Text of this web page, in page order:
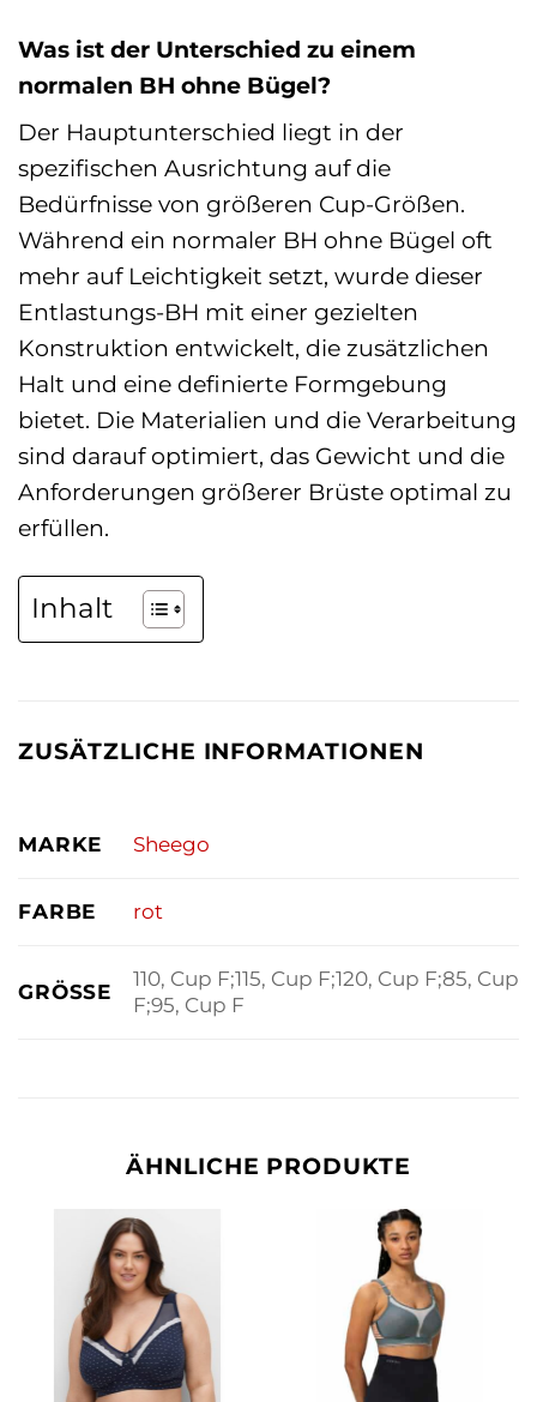
Was ist der Unterschied zu einem
normalen BH ohne Bügel?
Der Hauptunterschied liegt in der
spezifischen Ausrichtung auf die
Bedürfnisse von größeren Cup-Größen.
Während ein normaler BH ohne Bügel oft
mehr auf Leichtigkeit setzt, wurde dieser
Entlastungs-BH mit einer gezielten
Konstruktion entwickelt, die zusätzlichen
Halt und eine definierte Formgebung
bietet. Die Materialien und die Verarbeitung
sind darauf optimiert, das Gewicht und die
Anforderungen größerer Brüste optimal zu
erfüllen.
Inhalt
ZUSÄTZLICHE INFORMATIONEN
MARKE Sheego
FARBE rot
GRÖSSE
110, Cup F;115, Cup F;120, Cup F;85, Cup
F;95, Cup F
ÄHNLICHE PRODUKTE